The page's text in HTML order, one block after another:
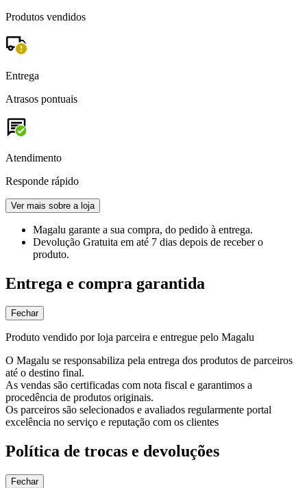
Produtos vendidos
Entrega
Atrasos pontuais
Atendimento
Responde rápido
Ver mais sobre a loja
Magalu garante a sua compra, do pedido à entrega.
Devolução Gratuita em até 7 dias depois de receber o
produto.
Entrega e compra garantida
Fechar
Produto vendido por loja parceira e entregue pelo Magalu
O Magalu se responsabiliza pela entrega dos produtos de parceiros
até o destino final.
As vendas são certificadas com nota fiscal e garantimos a
procedência de produtos originais.
Os parceiros são selecionados e avaliados regularmente portal
excelência no serviço e reputação com os clientes
Política de trocas e devoluções
Fechar